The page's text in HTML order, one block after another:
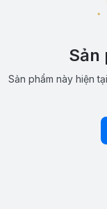
Sản
Sản phẩm này hiện